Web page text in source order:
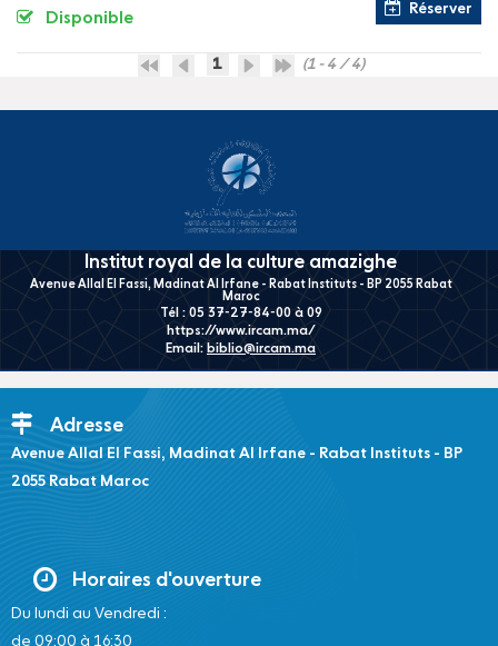
Réserver
Disponible
1 (1 - 4 / 4)
Institut royal de la culture amazighe
Avenue Allal El Fassi, Madinat Al Irfane - Rabat Instituts - BP 2055 Rabat
Maroc
Tél : 05 37-27-84-00 à 09
https://www.ircam.ma/
Email: biblio@ircam.ma
Adresse
Avenue Allal El Fassi, Madinat Al Irfane - Rabat Instituts - BP
2055 Rabat Maroc
Horaires d'ouverture
Du lundi au Vendredi :
de 09:00 à 16:30